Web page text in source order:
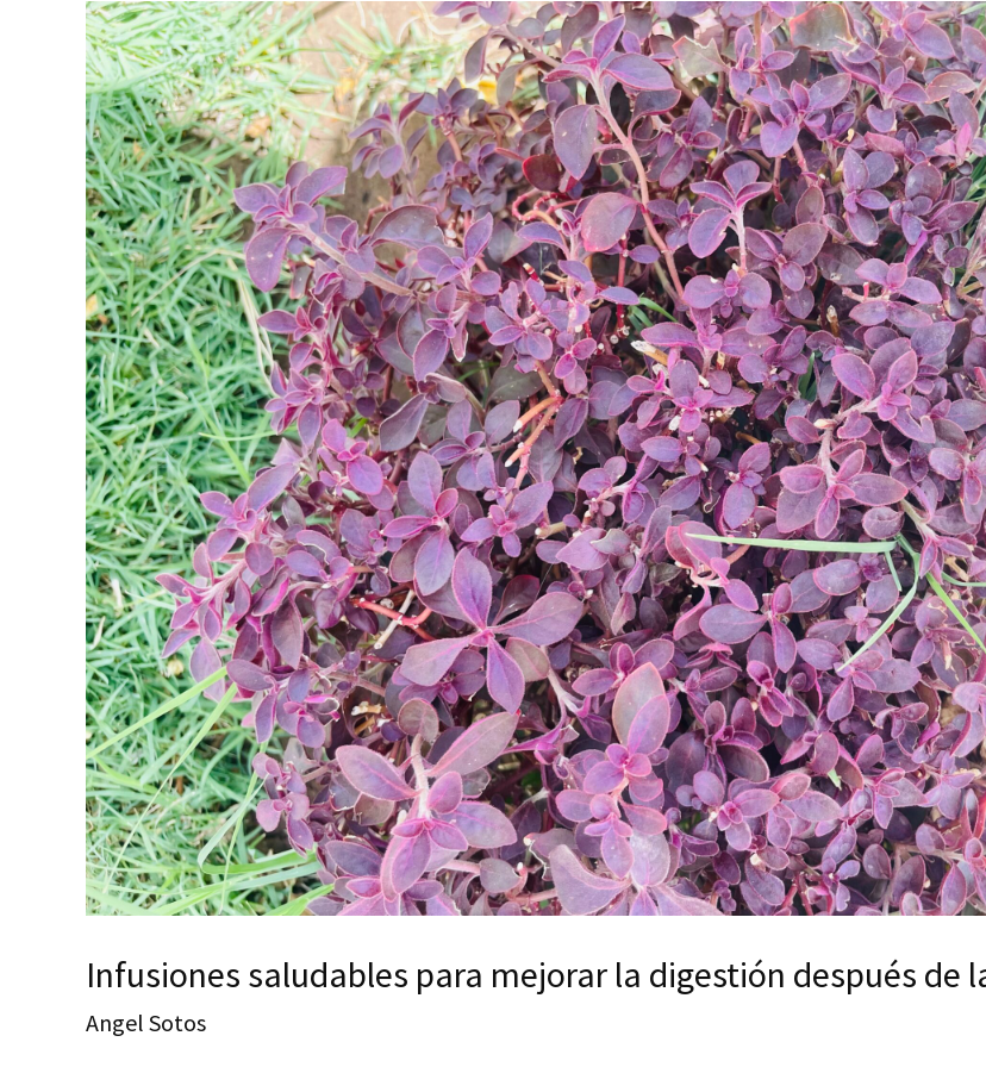
Infusiones saludables para mejorar la digestión después de
Angel Sotos